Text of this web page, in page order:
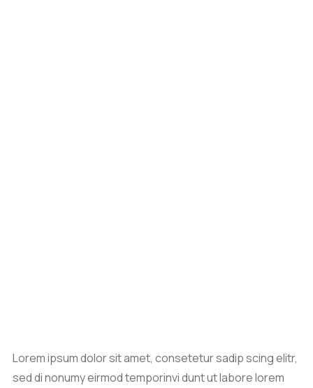
Lorem ipsum dolor sit amet, consetetur sadip scing elitr,
sed di nonumy eirmod temporinvi dunt ut labore lorem